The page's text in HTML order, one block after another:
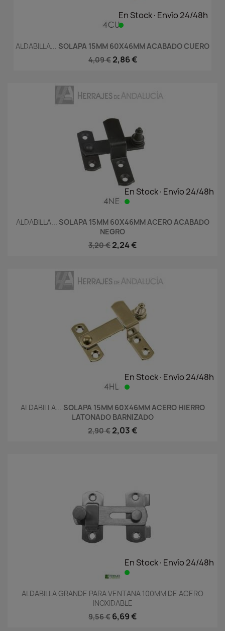
En Stock·Envío 24/48h
ALDABILLA... SOLAPA 15MM 60X46MM ACABADO CUERO
4,09 € 2,86 €
En Stock·Envío 24/48h
ALDABILLA... SOLAPA 15MM 60X46MM ACERO ACABADO
NEGRO
3,20 € 2,24 €
En Stock·Envío 24/48h
ALDABILLA... SOLAPA 15MM 60X46MM ACERO HIERRO
LATONADO BARNIZADO
2,90 € 2,03 €
En Stock·Envío 24/48h
ALDABILLA GRANDE PARA VENTANA 100MM DE ACERO
INOXIDABLE
9,56 € 6,69 €